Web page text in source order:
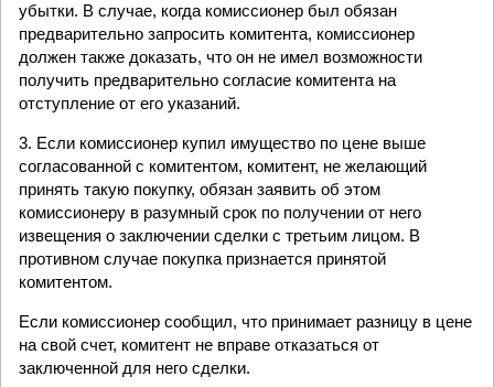
убытки. В случае, когда комиссионер был обязан
предварительно запросить комитента, комиссионер
должен также доказать, что он не имел возможности
получить предварительно согласие комитента на
отступление от его указаний.
3. Если комиссионер купил имущество по цене выше
согласованной с комитентом, комитент, не желающий
принять такую покупку, обязан заявить об этом
комиссионеру в разумный срок по получении от него
извещения о заключении сделки с третьим лицом. В
противном случае покупка признается принятой
комитентом.
Если комиссионер сообщил, что принимает разницу в цене
на свой счет, комитент не вправе отказаться от
заключенной для него сделки.